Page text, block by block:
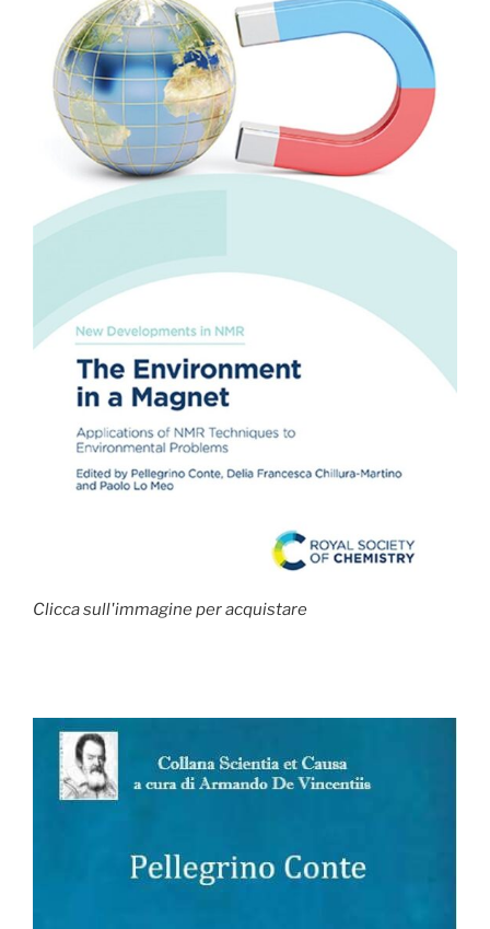
Clicca sull'immagine per acquistare